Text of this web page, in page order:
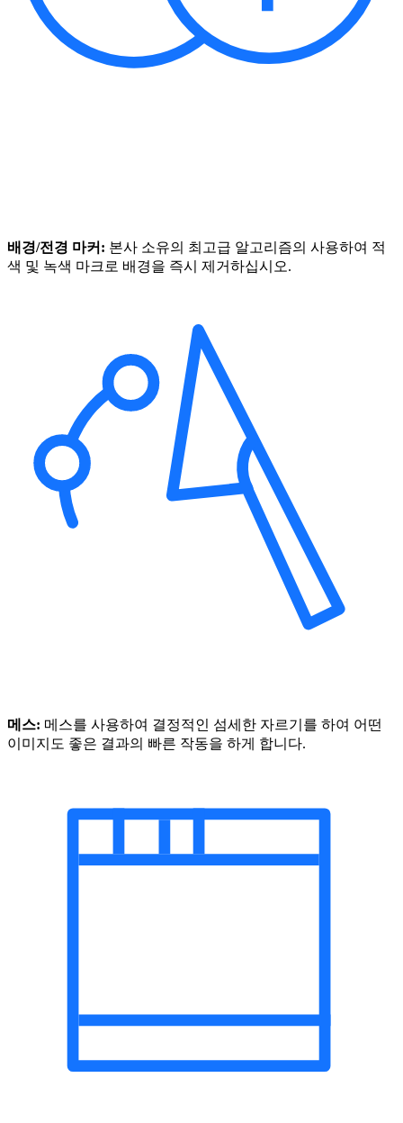
배경/전경 마커: 본사 소유의 최고급 알고리즘의 사용하여 적
색 및 녹색 마크로 배경을 즉시 제거하십시오.
메스: 메스를 사용하여 결정적인 섬세한 자르기를 하여 어떤
이미지도 좋은 결과의 빠른 작동을 하게 합니다.